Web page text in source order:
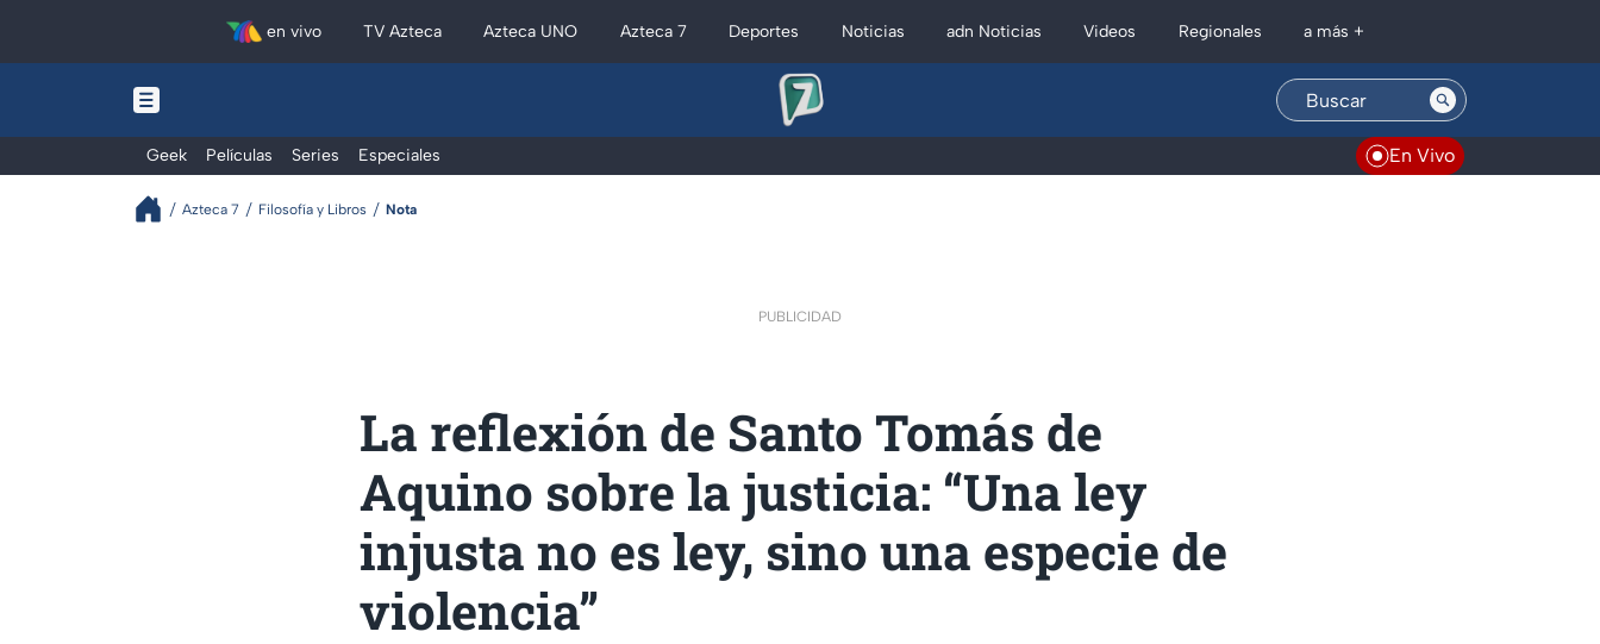
en vivo TV Azteca Azteca UNO Azteca 7 Deportes Noticias adn Noticias Videos Regionales a más +
Geek Películas Series Especiales En Vivo
Azteca 7 Filosofía y Libros Nota
PUBLICIDAD
La reflexión de Santo Tomás de
Aquino sobre la justicia: “Una ley
injusta no es ley, sino una especie de
violencia”